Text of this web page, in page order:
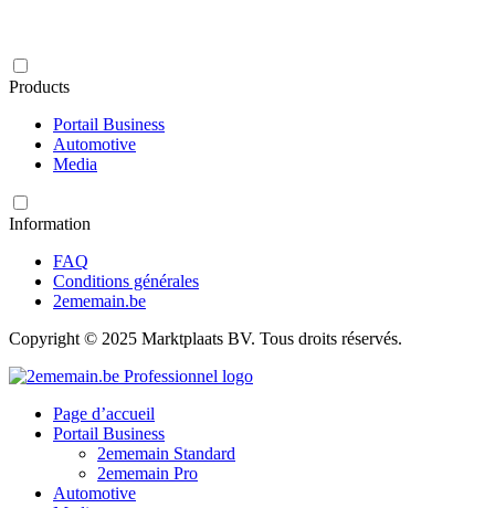
Products
Portail Business
Automotive
Media
Information
FAQ
Conditions générales
2ememain.be
Copyright © 2025 Marktplaats BV. Tous droits réservés.
Page d’accueil
Portail Business
2ememain Standard
2ememain Pro
Automotive